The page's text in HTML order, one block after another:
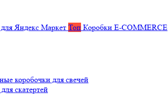
Яндекс Маркет Топ Коробки E-COMMERCE
коробочки для свечей
скатертей